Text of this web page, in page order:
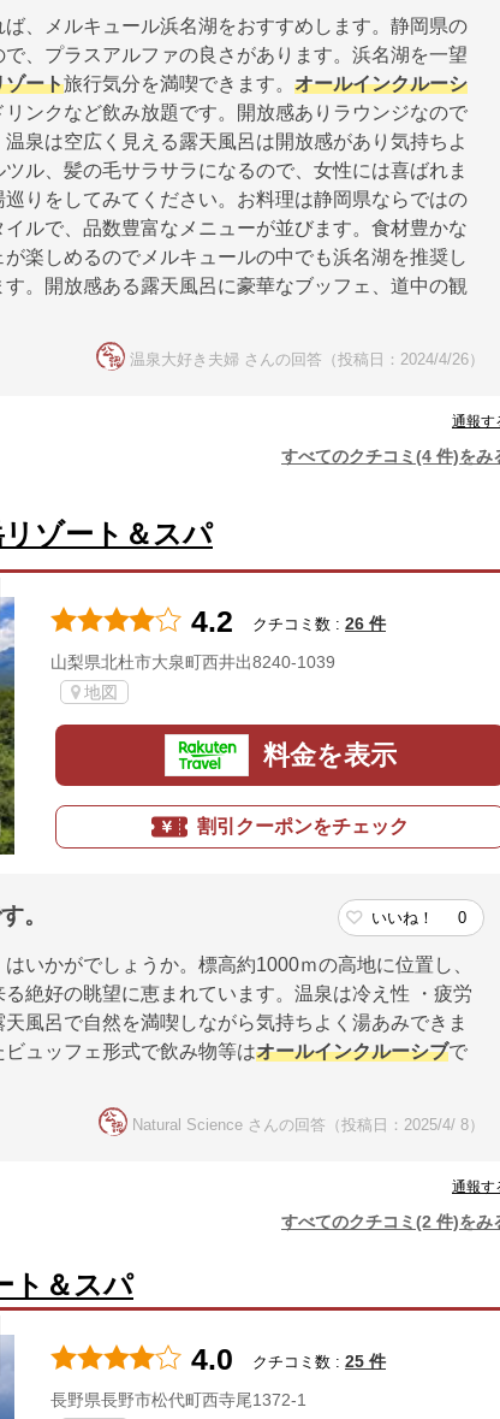
、メルキュール浜名湖をおすすめします。静岡県の
、プラスアルファの良さがあります。浜名湖を一望
ゾート旅行気分を満喫できます。 オールインクルーシ
ンクなど飲み放題です。開放感ありラウンジなので
泉は空広く見える露天風呂は開放感があり気持ちよ
ル、髪の毛サラサラになるので、女性には喜ばれま
りをしてみてください。お料理は静岡県ならではの
ルで、品数豊富なメニューが並びます。食材豊かな
楽しめるのでメルキュールの中でも浜名湖を推奨し
。開放感ある露天風呂に豪華なブッフェ、道中の観
温泉大好き夫婦 さんの回答（投稿日：2024/4/26）
通報す
すべてのクチコミ(4 件)をみ
ゾート＆スパ
4.2 クチコミ数 : 26 件
山梨県北杜市大泉町西井出8240-1039
地図
料金を表示
割引クーポンをチェック
。 いいね！ 0
はいかがでしょうか。標高約1000ｍの高地に位置し、
絶好の眺望に恵まれています。温泉は冷え性 ・疲労
風呂で自然を満喫しながら気持ちよく湯あみできま
ュッフェ形式で飲み物等はオールインクルーシブで
Natural Science さんの回答（投稿日：2025/4/ 8）
通報す
すべてのクチコミ(2 件)をみ
ト＆スパ
4.0 クチコミ数 : 25 件
長野県長野市松代町西寺尾1372-1